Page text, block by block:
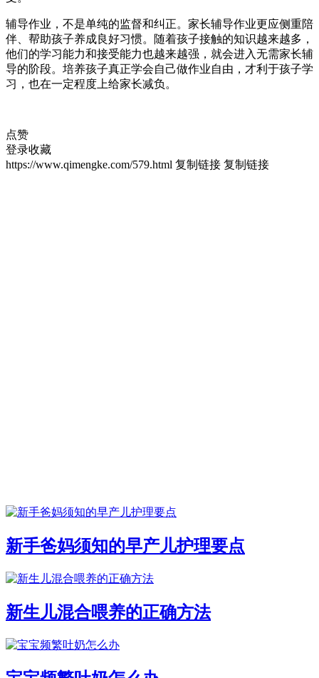
辅导作业，不是单纯的监督和纠正。家长辅导作业更应侧重陪
伴、帮助孩子养成良好习惯。随着孩子接触的知识越来越多，
他们的学习能力和接受能力也越来越强，就会进入无需家长辅
导的阶段。培养孩子真正学会自己做作业自由，才利于孩子学
习，也在一定程度上给家长减负。
点赞
登录收藏
https://www.qimengke.com/579.html 复制链接 复制链接
新手爸妈须知的早产儿护理要点
新生儿混合喂养的正确方法